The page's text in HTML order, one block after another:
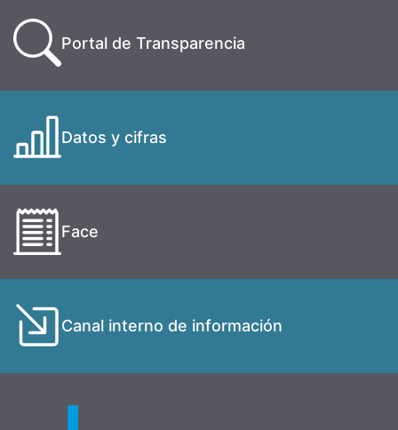
Portal de Transparencia
Datos y cifras
Face
Canal interno de información